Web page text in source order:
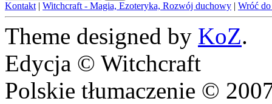
Kontakt | Witchcraft - Magia, Ezoteryka, Rozwój duchowy | Wróć
Theme designed by KoZ.
Edycja © Witchcraft
Polskie tłumaczenie ©